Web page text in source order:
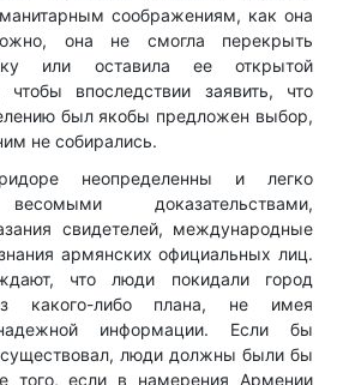
соображениям, как она
она не смогла перекрыть
или оставила ее открытой
впоследствии заявить, что
был якобы предложен выбор,
не собирались.
неопределенны и легко
доказательствами,
свидетелей, международные
армянских официальных лиц.
что люди покидали город
какого-либо плана, не имея
информации. Если бы
люди должны были бы
того, если в намерения Армении